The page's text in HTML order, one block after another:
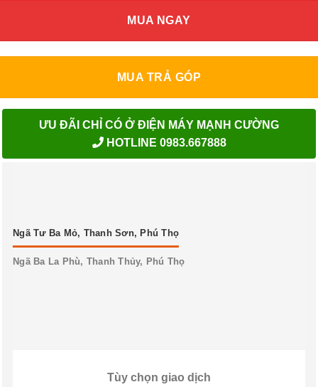
MUA NGAY
MUA TRẢ GÓP
ƯU ĐÃI CHỈ CÓ Ở ĐIỆN MÁY MẠNH CƯỜNG
HOTLINE 0983.667888
Ngã Tư Ba Mỏ, Thanh Sơn, Phú Thọ
Ngã Ba La Phù, Thanh Thủy, Phú Thọ
Tùy chọn giao dịch